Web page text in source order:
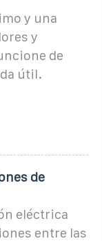
y una
y
de
útil.
de
eléctrica
entre las